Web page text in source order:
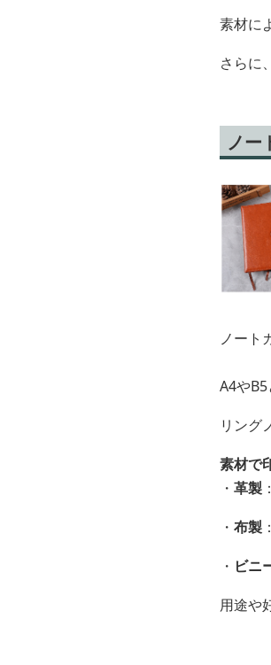
素材に
さらに
ノー
ノート
A4や
リング
素材で
・ 革製
・ 布製
・ ビニ
用途や